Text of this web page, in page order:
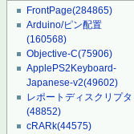
FrontPage(284865)
Arduino/ピン配置
(160568)
Objective-C(75906)
ApplePS2Keyboard-
Japanese-v2(49602)
レポートディスクリプタ
(48852)
cRARk(44575)